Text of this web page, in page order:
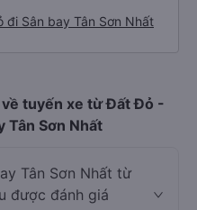
Sân bay Tân Sơn Nhất
tuyến xe từ Đất Đỏ -
Tân Sơn Nhất
Tân Sơn Nhất từ
được đánh giá